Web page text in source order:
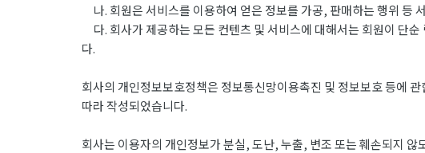
나. 회원은 서비스를 이용하여 얻은 정보를 가공, 판매하는 행위 등
다. 회사가 제공하는 모든 컨텐츠 및 서비스에 대해서는 회원이 단
다.
회사의 개인정보보호정책은 정보통신망이용촉진 및 정보보호 등에
따라 작성되었습니다.
회사는 이용자의 개인정보가 분실, 도난, 누출, 변조 또는 훼손되지